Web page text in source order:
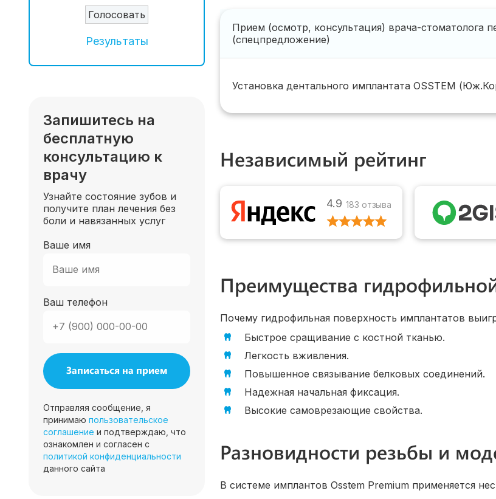
Результаты
Запишитесь на
бесплатную
консультацию к
врачу
Узнайте состояние зубов и
получите план лечения без
боли и навязанных услуг
Ваше имя
Ваш телефон
Отправляя сообщение, я
принимаю пользовательское
соглашение и подтверждаю, что
ознакомлен и согласен с
политикой конфиденциальности
данного сайта
Прием (осмотр, консультация) врача-стоматолога
(спецпредложение)
Установка дентального имплантата OSSTEM
Независимый рейтинг
4.9 183 отзыва
Преимущества
Почему гидрофильная поверхность имплантатов
Быстрое сращивание с костной тканью.
Легкость вживления.
Повышенное связывание белковых соединений.
Надежная начальная фиксация.
Высокие самоврезающие свойства.
Разновидности резьбы и
В системе имплантов Osstem Premium применяется